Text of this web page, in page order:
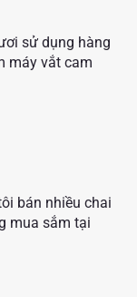
sử dụng hàng
máy vắt cam
bán nhiều chai
mua sắm tại